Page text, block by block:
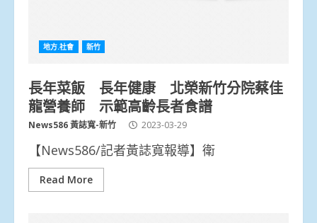
地方.社會 新竹
長年菜飯 長年健康 北榮新竹分院蔡佳
龍營養師 示範高齡長者食譜
News586 黃誌寬-新竹 2023-03-29
【News586/記者黃誌寬報導】衛
Read More